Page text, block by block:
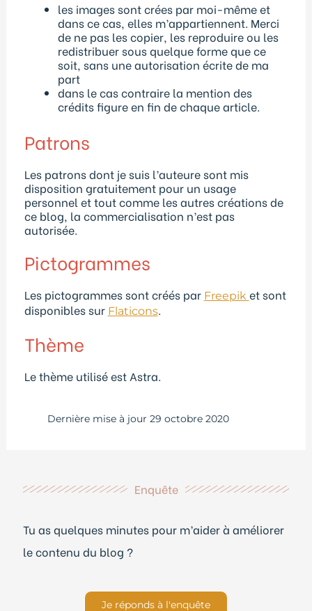
les images sont crées par moi-même et
dans ce cas, elles m’appartiennent. Merci
de ne pas les copier, les reproduire ou les
redistribuer sous quelque forme que ce
soit, sans une autorisation écrite de ma
part
dans le cas contraire la mention des
crédits figure en fin de chaque article.
Patrons
Les patrons dont je suis l’auteure sont mis
disposition gratuitement pour un usage
personnel et tout comme les autres créations de
ce blog, la commercialisation n’est pas
autorisée.
Pictogrammes
Les pictogrammes sont créés par Freepik et sont
disponibles sur Flaticons.
Thème
Le thème utilisé est Astra.
Dernière mise à jour 29 octobre 2020
Enquête
Tu as quelques minutes pour m’aider à améliorer
le contenu du blog ?
Je réponds à l'enquête